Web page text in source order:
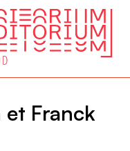
Franck